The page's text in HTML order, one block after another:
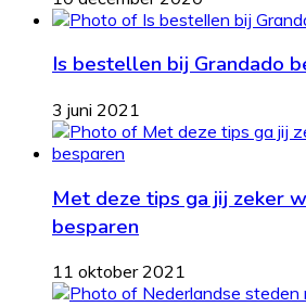
Is bestellen bij Grandado
3 juni 2021
Met deze tips ga jij zeker
besparen
11 oktober 2021